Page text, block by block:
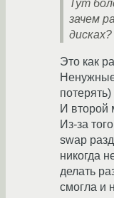
Тут
зачем
дисках?
Это как
И второй
Из-за
swap
никогда
делать
смогла и